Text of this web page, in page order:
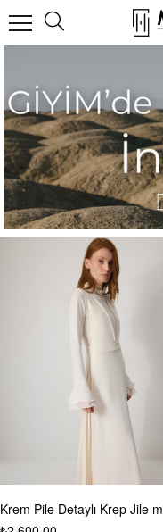
Krem Pile Detaylı Krep Jile mkn4002